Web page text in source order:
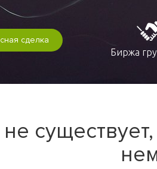
сделка
Биржа